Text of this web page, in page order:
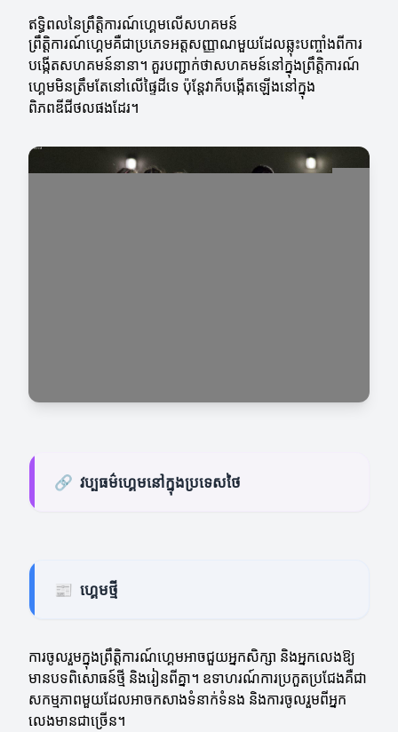
ឥទ្ធិពលនៃព្រឹត្តិការណ៍ហ្គេមលើសហគមន៍
ព្រឹត្តិការណ៍ហ្គេមគឺជាប្រភេទអត្តសញ្ញាណមួយដែលឆ្លុះបញ្ចាំងពីការ
បង្កើតសហគមន៍នានា។ គួរបញ្ជាក់ថាសហគមន៍នៅក្នុងព្រឹត្តិការណ៍
ហ្គេមមិនត្រឹមតែនៅលើផ្ទៃដីទេ ប៉ុន្តែវាក៏បង្កើតឡើងនៅក្នុង
ពិភពឌីជីថលផងដែរ។
🔗 វប្បធម៌ហ្គេមនៅក្នុងប្រទេសថៃ
📰 ហ្គេមថ្មី
ការចូលរួមក្នុងព្រឹត្តិការណ៍ហ្គេមអាចជួយអ្នកសិក្សា និងអ្នកលេងឱ្យ
មានបទពិសោធន៍ថ្មី និងរៀនពីគ្នា។ ឧទាហរណ៍ការប្រកួតប្រជែងគឺជា
សកម្មភាពមួយដែលអាចកសាងទំនាក់ទំនង និងការចូលរួមពីអ្នក
លេងមានជាច្រើន។